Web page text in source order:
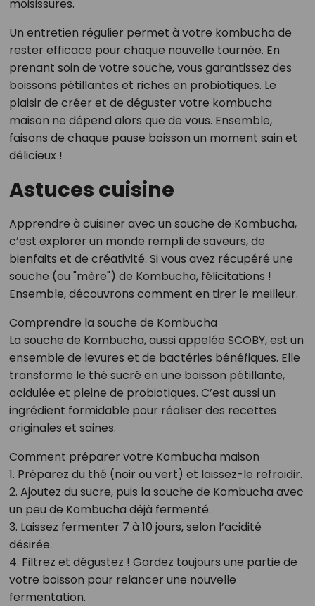
moisissures.
Un entretien régulier permet à votre kombucha de
rester efficace pour chaque nouvelle tournée. En
prenant soin de votre souche, vous garantissez des
boissons pétillantes et riches en probiotiques. Le
plaisir de créer et de déguster votre kombucha
maison ne dépend alors que de vous. Ensemble,
faisons de chaque pause boisson un moment sain et
délicieux !
Astuces cuisine
Apprendre à cuisiner avec un souche de Kombucha,
c’est explorer un monde rempli de saveurs, de
bienfaits et de créativité. Si vous avez récupéré une
souche (ou "mère") de Kombucha, félicitations !
Ensemble, découvrons comment en tirer le meilleur.
Comprendre la souche de Kombucha
La souche de Kombucha, aussi appelée SCOBY, est un
ensemble de levures et de bactéries bénéfiques. Elle
transforme le thé sucré en une boisson pétillante,
acidulée et pleine de probiotiques. C’est aussi un
ingrédient formidable pour réaliser des recettes
originales et saines.
Comment préparer votre Kombucha maison
1. Préparez du thé (noir ou vert) et laissez-le refroidir.
2. Ajoutez du sucre, puis la souche de Kombucha avec
un peu de Kombucha déjà fermenté.
3. Laissez fermenter 7 à 10 jours, selon l’acidité
désirée.
4. Filtrez et dégustez ! Gardez toujours une partie de
votre boisson pour relancer une nouvelle
fermentation.